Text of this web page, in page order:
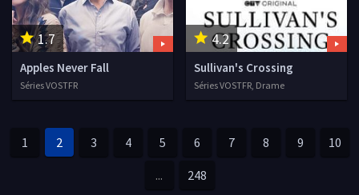
1.7
Apples Never Fall
Séries VOSTFR
4.2
Sullivan's Crossing
Séries VOSTFR, Drame
1 2 3 4 5 6 7 8 9 10
... 248